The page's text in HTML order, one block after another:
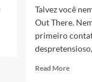
Talvez você
Out There.
primeiro
Read More